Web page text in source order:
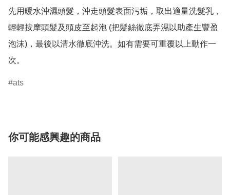
先用暖水沖濕頭髮，沖走頭髮表面污垢，取出適量洗髮乳，
輕輕按摩頭髮及頭皮至起泡 (把髮絲徹底弄濕以助產生豐盈
泡沫)，最後以清水徹底沖洗。如有需要可重覆以上動作一
次。
ats
你可能感興趣的商品